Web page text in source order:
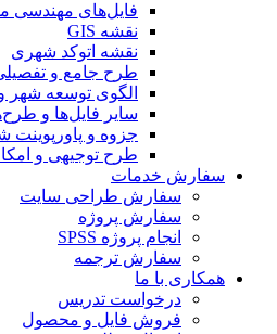
فایل‌های مهندسی
نقشه GIS
نقشه اتوکد شهری
طرح جامع و تفصیلی
الگوی توسعه شهر و
سایر فایل‌ها و
جزوه و پاورپوینت
طرح توجیهی و امکان
سفارش خدمات
سفارش طراحی سایت
سفارش پروژه
انجام پروژه SPSS
سفارش ترجمه
همکاری با ما
درخواست تدریس
فروش فایل و محصول